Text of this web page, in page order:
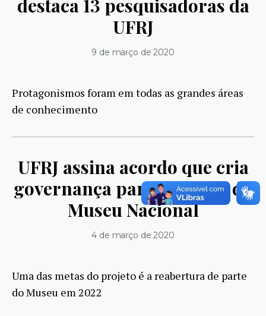
destaca 13 pesquisadoras da
UFRJ
9 de março de 2020
Protagonismos foram em todas as grandes áreas
de conhecimento
UFRJ assina acordo que cria
governança para reforma do
Museu Nacional
4 de março de 2020
Uma das metas do projeto é a reabertura de parte
do Museu em 2022